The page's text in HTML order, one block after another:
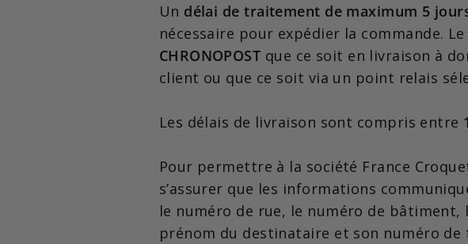
Un délai de traitement de maximum 5
nécessaire pour expédier la commande.
CHRONOPOST que ce soit en livraison à
client ou que ce soit via un point relais
Les délais de livraison sont compris entre
Pour permettre à la société France
s’assurer que les informations
le numéro de rue, le numéro de bâtiment,
prénom du destinataire et son numéro de